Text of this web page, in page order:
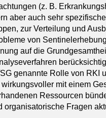
(z. B.
aber auch sehr
zur Verteilung und
von
auf die
genannte Rolle von RKI
mit einem
Ressourcen
organisatorische Fragen